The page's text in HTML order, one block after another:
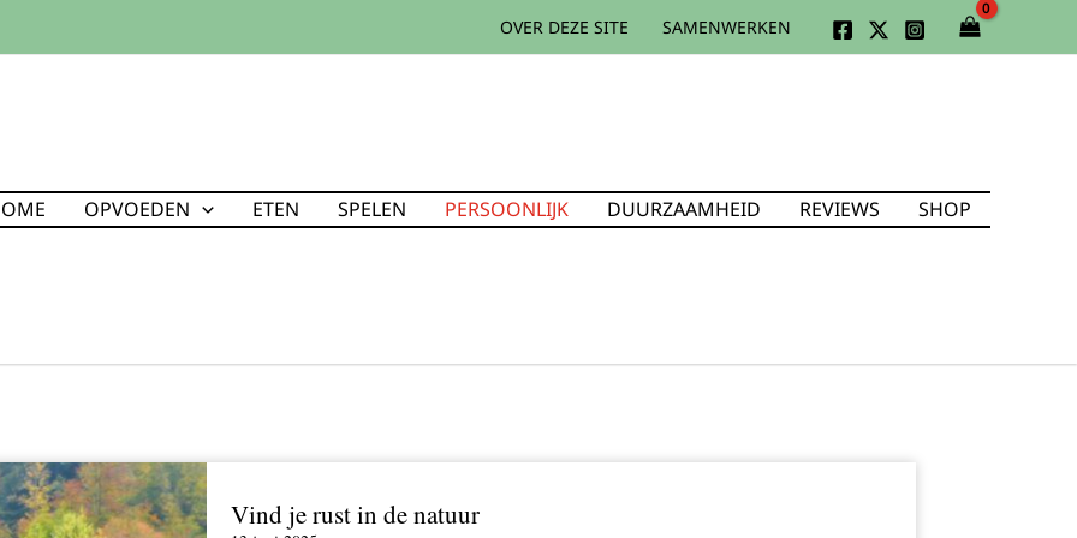
OVER DEZE SITE SAMENWERKEN
OPVOEDEN ETEN SPELEN PERSOONLIJK DUURZAAMHEID REVIEWS SHOP
Vind je rust in de natuur